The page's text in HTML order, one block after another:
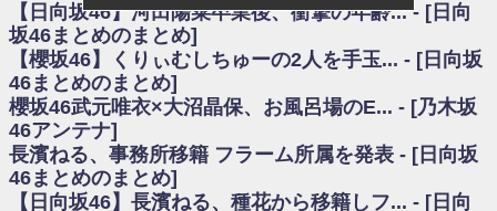
願いバッハ！』ミーグリ日程がこちら
欅坂/日向坂46まとめのまとめ / 【櫻坂46】ミーグリで喧嘩！？山下瞳月、
これはマジギレしてる
乃木坂46アンテナ / 【櫻坂46】ハリソン守屋「ゆーづのせいです」【ラヴ
ィット!】
乃木坂あんてな ～乃木坂46・欅坂46・日向坂46のニュース・情報・話題
をピックアップ / 良い品揃え！櫻坂46 12thシングル『Make or Break』オフィ
シャルグッズ絶賛販売受付中
日向坂46まとめのまとめ / 【日向坂46】この月、何かあるのか！？『お願
いバッハ！』ミーグリ日程がこちら
【日向坂46】河田陽菜卒業後、衝撃の年齢... - [日向
坂46まとめのまとめ]
【櫻坂46】くりぃむしちゅーの2人を手玉... - [日向坂
46まとめのまとめ]
櫻坂46武元唯衣×大沼晶保、お風呂場のE... - [乃木坂
46アンテナ]
長濱ねる、事務所移籍 フラーム所属を発表 - [日向坂
46まとめのまとめ]
【日向坂46】長濱ねる、種花から移籍しフ... - [日向